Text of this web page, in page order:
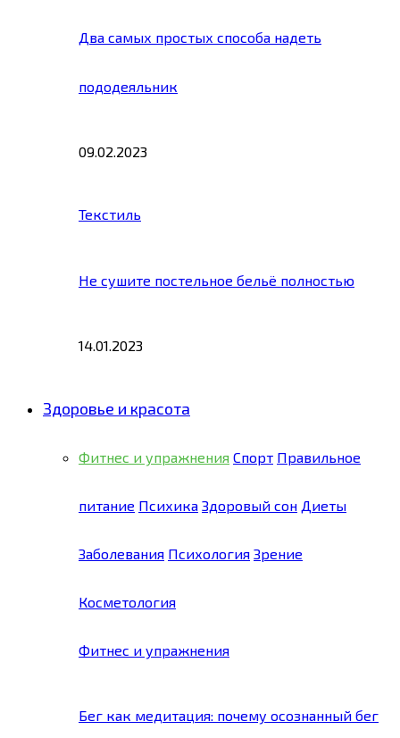
Два самых простых способа надеть
пододеяльник
09.02.2023
Текстиль
Не сушите постельное бельё полностью
14.01.2023
Здоровье и красота
Фитнес и упражнения Спорт Правильное
питание Психика Здоровый сон Диеты
Заболевания Психология Зрение
Косметология
Фитнес и упражнения
Бег как медитация: почему осознанный бег